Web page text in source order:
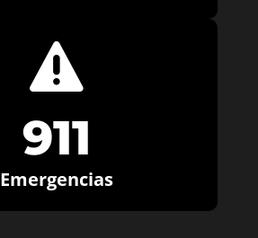

911
Emergencias